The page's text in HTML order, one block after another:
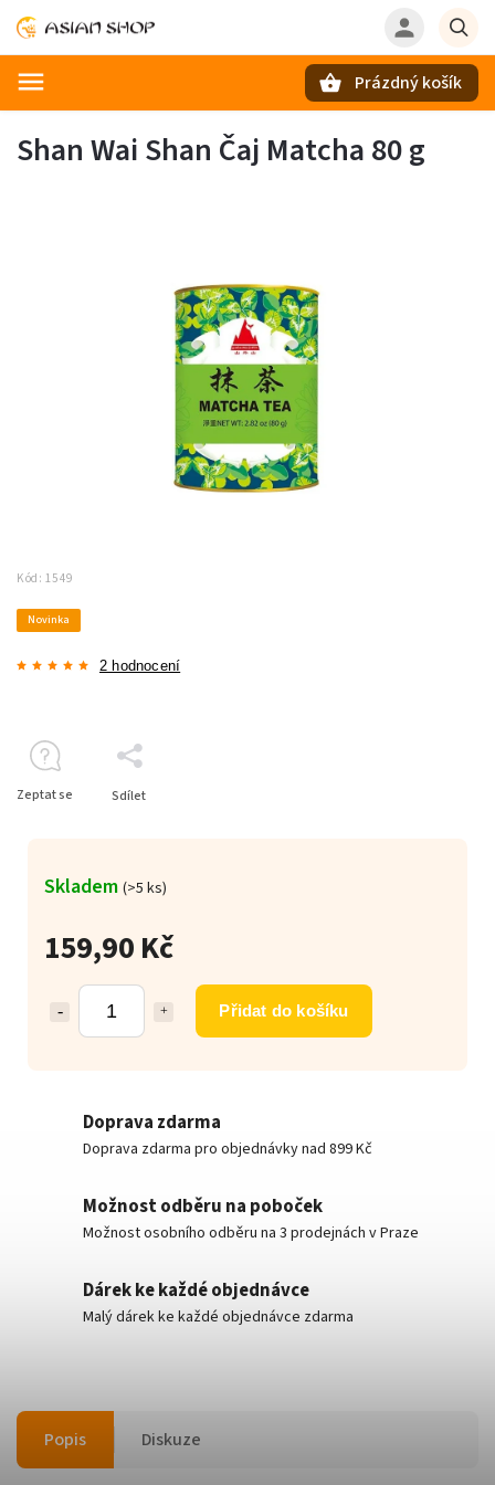
Prázdný košík
Shan Wai Shan Čaj Matcha 80 g
Kód: 1549
Novinka
2 hodnocení
159,90 Kč
Přidat do košíku
Skladem (>5 ks)
Zeptat se Sdílet
Doprava zdarma
Doprava zdarma pro objednávky nad 899 Kč
Možnost odběru na poboček
Možnost osobního odběru na 3 prodejnách v Praze
Dárek ke každé objednávce
Malý dárek ke každé objednávce zdarma
Popis Diskuze